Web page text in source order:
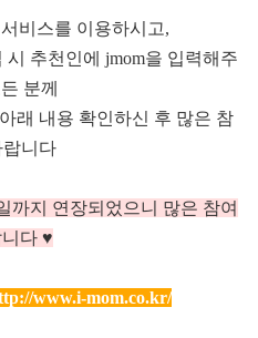
비스를 이용하시고,
추천인에 jmom을 입력해주
분께
래 내용 확인하신 후 많은 참
랍니다
까지 연장되었으니 많은 참여
다 ♥
www.i-mom.co.kr/